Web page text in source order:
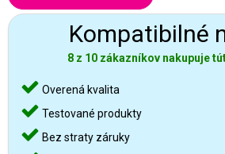
Kompatibilné
8 z 10 zákazníkov nakupuje
Overená kvalita
Testované produkty
Bez straty záruky